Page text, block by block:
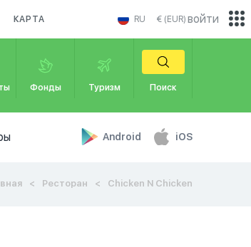
КАРТА RU € (EUR)
Фонды Туризм Поиск
Android iOS
войти
Ресторан Chicken N Chicken